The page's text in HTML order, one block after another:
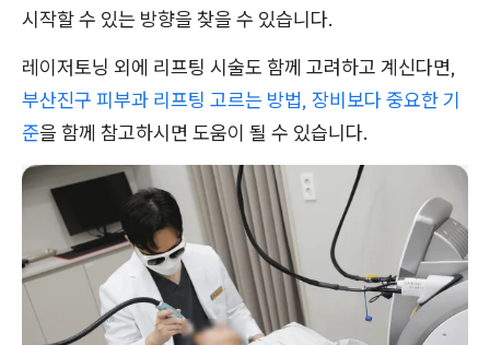
시작할 수 있는 방향을 찾을 수 있습니다.
레이저토닝 외에 리프팅 시술도 함께 고려하고 계신다면,
부산진구 피부과 리프팅 고르는 방법, 장비보다 중요한 기
준을 함께 참고하시면 도움이 될 수 있습니다.